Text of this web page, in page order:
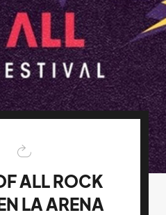
ALL ROCK
LA ARENA